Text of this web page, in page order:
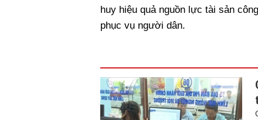
huy hiệu quả nguồn lực tài sản
phục vụ người dân.